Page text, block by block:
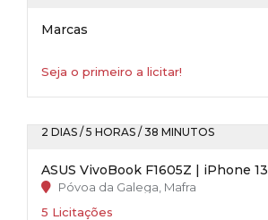
Marcas
Seja o primeiro a licitar!
2 DIAS / 5 HORAS / 38 MINUTOS
ASUS VivoBook F1605Z | iPhone 13
Póvoa da Galega, Mafra
5 Licitações